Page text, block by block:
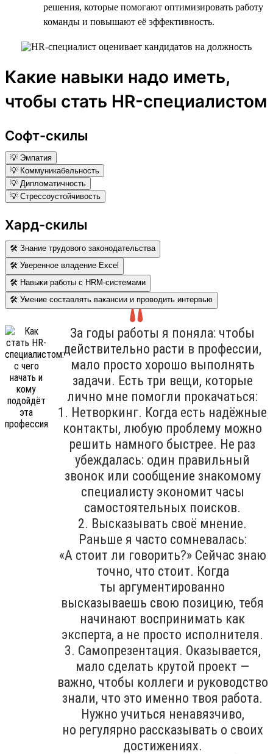
решения, которые помогают оптимизировать работу
команды и повышают её эффективность.
Какие навыки надо иметь,
чтобы стать HR-специалистом
Софт-скилы
💡 Эмпатия
💡 Коммуникабельность
💡 Дипломатичность
💡 Стрессоустойчивость
Хард-скилы
🛠 Знание трудового законодательства
🛠 Уверенное владение Excel
🛠 Навыки работы с HRM-системами
🛠 Умение составлять вакансии и проводить интервью
За годы работы я поняла: чтобы
действительно расти в профессии,
мало просто хорошо выполнять
задачи. Есть три вещи, которые
лично мне помогли прокачаться:
1. Нетворкинг. Когда есть надёжные
контакты, любую проблему можно
решить намного быстрее. Не раз
убеждалась: один правильный
звонок или сообщение знакомому
специалисту экономит часы
самостоятельных поисков.
2. Высказывать своё мнение.
Раньше я часто сомневалась:
«А стоит ли говорить?» Сейчас знаю
точно, что стоит. Когда
ты аргументированно
высказываешь свою позицию, тебя
начинают воспринимать как
эксперта, а не просто исполнителя.
3. Самопрезентация. Оказывается,
мало сделать крутой проект —
важно, чтобы коллеги и руководство
знали, что это именно твоя работа.
Нужно учиться ненавязчиво,
но регулярно рассказывать о своих
достижениях.